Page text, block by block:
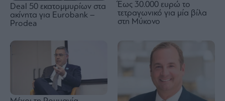
Deal 50 εκατομμυρίων στα
ακίνητα για Eurobank –
Prodea
Έως 30.000 ευρώ το
τετραγωνικό για μία βίλα
στη Μύκονο